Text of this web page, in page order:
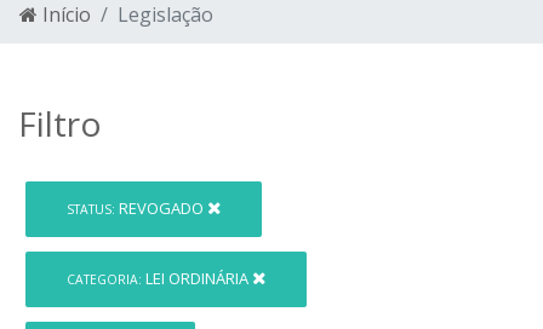
Início Legislação
Filtro
STATUS: REVOGADO
CATEGORIA: LEI ORDINÁRIA